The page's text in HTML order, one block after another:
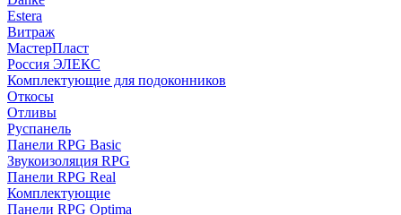
Estera
Витраж
МастерПласт
Россия ЭЛЕКС
Комплектующие для подоконников
Откосы
Отливы
Руспанель
Панели RPG Basic
Звукоизоляция RPG
Панели RPG Real
Комплектующие
Панели RPG Optima